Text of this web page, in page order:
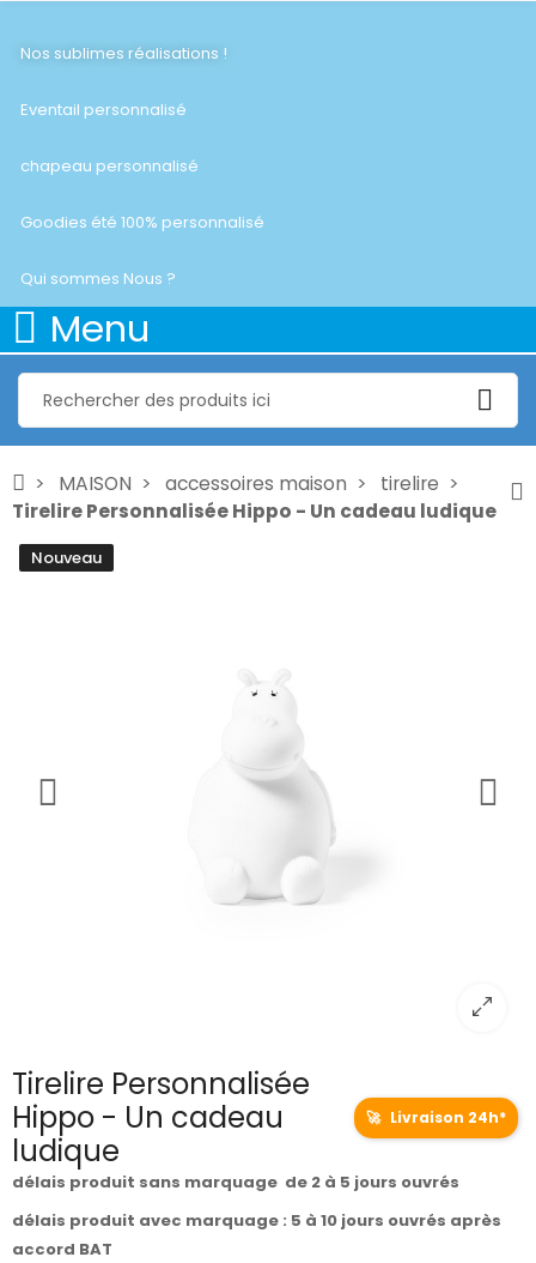
Nos sublimes réalisations !
Eventail personnalisé
chapeau personnalisé
Goodies été 100% personnalisé
Qui sommes Nous ?
Menu
MAISON accessoires maison
tirelire
Tirelire Personnalisée Hippo - Un cadeau ludique
Nouveau
Tirelire Personnalisée
Hippo - Un cadeau
ludique
🚀 Livraison 24h*
délais produit sans marquage de 2 à 5 jours ouvrés
délais produit avec marquage : 5 à 10 jours ouvrés après
accord BAT